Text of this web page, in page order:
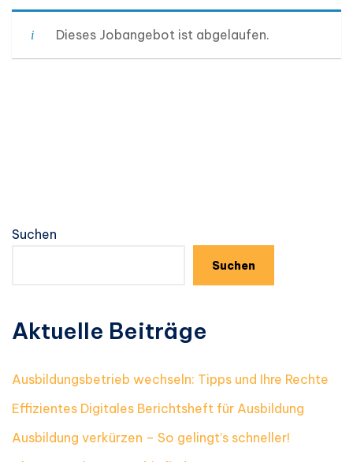
Dieses Jobangebot ist abgelaufen.
Suchen
Suchen
Aktuelle Beiträge
Ausbildungsbetrieb wechseln: Tipps und Ihre Rechte
Effizientes Digitales Berichtsheft für Ausbildung
Ausbildung verkürzen – So gelingt’s schneller!